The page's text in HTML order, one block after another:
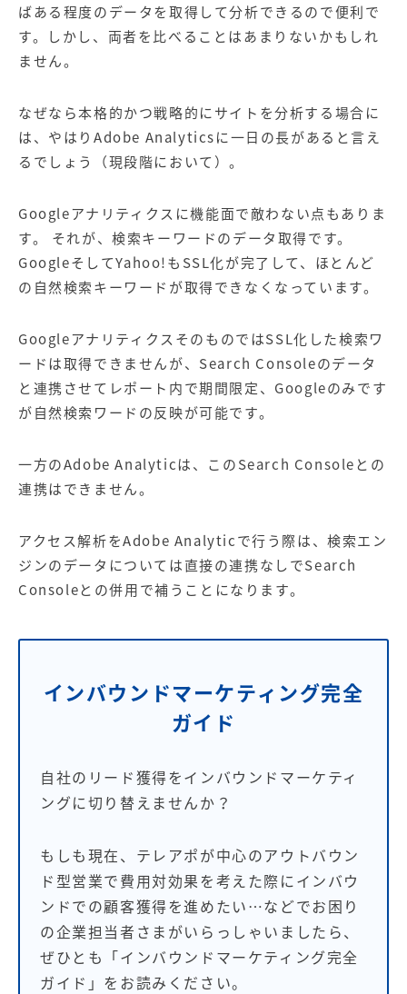
ばある程度のデータを取得して分析できるので便利で
す。しかし、両者を比べることはあまりないかもしれ
ません。
なぜなら本格的かつ戦略的にサイトを分析する場合に
は、やはりAdobe Analyticsに一日の長があると言え
るでしょう（現段階において）。
Googleアナリティクスに機能面で敵わない点もありま
す。 それが、検索キーワードのデータ取得です。
GoogleそしてYahoo!もSSL化が完了して、ほとんど
の自然検索キーワードが取得できなくなっています。
GoogleアナリティクスそのものではSSL化した検索ワ
ードは取得できませんが、Search Consoleのデータ
と連携させてレポート内で期間限定、Googleのみです
が自然検索ワードの反映が可能です。
一方のAdobe Analyticは、このSearch Consoleとの
連携はできません。
アクセス解析をAdobe Analyticで行う際は、検索エン
ジンのデータについては直接の連携なしでSearch
Consoleとの併用で補うことになります。
インバウンドマーケティング完全
ガイド
自社のリード獲得をインバウンドマーケティ
ングに切り替えませんか？
もしも現在、テレアポが中心のアウトバウン
ド型営業で費用対効果を考えた際にインバウ
ンドでの顧客獲得を進めたい…などでお困り
の企業担当者さまがいらっしゃいましたら、
ぜひとも「インバウンドマーケティング完全
ガイド」をお読みください。